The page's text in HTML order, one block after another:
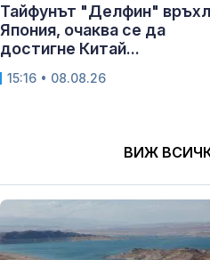
Тайфунът "Делфин"
Япония, очаква се да
достигне Китай...
15:16 • 08.08.26
ВИЖ